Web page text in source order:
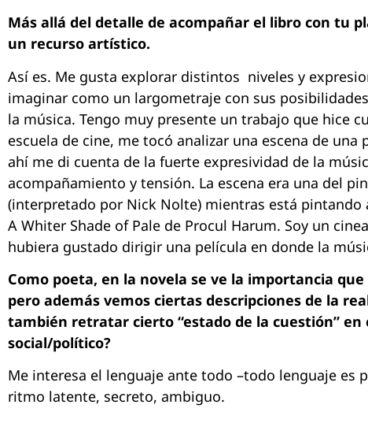
Más allá del detalle de acompañar el libro con tu
un recurso artístico.
Así es. Me gusta explorar distintos niveles y
imaginar como un largometraje con sus
la música. Tengo muy presente un trabajo que hice
escuela de cine, me tocó analizar una escena de una
ahí me di cuenta de la fuerte expresividad de la
acompañamiento y tensión. La escena era una del
(interpretado por Nick Nolte) mientras está pintando
A Whiter Shade of Pale de Procul Harum. Soy un
hubiera gustado dirigir una película en donde la
Como poeta, en la novela se ve la importancia
pero además vemos ciertas descripciones de la
también retratar cierto “estado de la cuestión” en
social/político?
Me interesa el lenguaje ante todo –todo lenguaje es
ritmo latente, secreto, ambiguo.